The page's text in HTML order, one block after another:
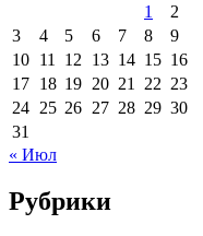
1
2
3
4 5 6 7 8
9
10 11 12 13 14 15 16
17 18 19 20 21 22 23
24 25 26 27 28 29 30
31
« Июл
Рубрики